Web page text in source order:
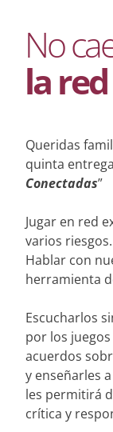
No
la red
Queridas
quinta
Conectadas”
Jugar en red
varios riesgos.
Hablar con
herramienta
Escucharlos
por los
acuerdos
y enseñarles
les permitirá
crítica y